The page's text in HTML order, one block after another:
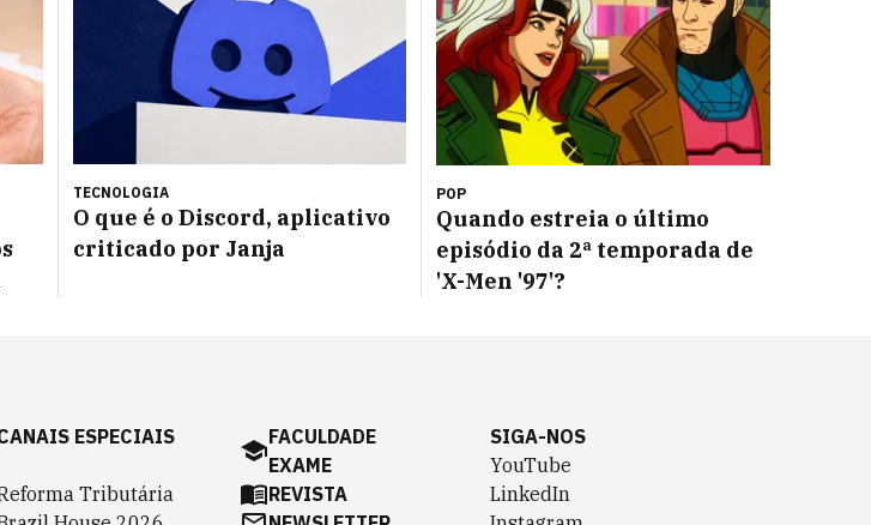
TECNOLOGIA
O que é o Discord, aplicativo
criticado por Janja
POP
Quando estreia o último
episódio da 2ª temporada de
'X-Men '97'?
ESPECIAIS
Tributária
FACULDADE
EXAME
REVISTA
SIGA-NOS
YouTube
LinkedIn